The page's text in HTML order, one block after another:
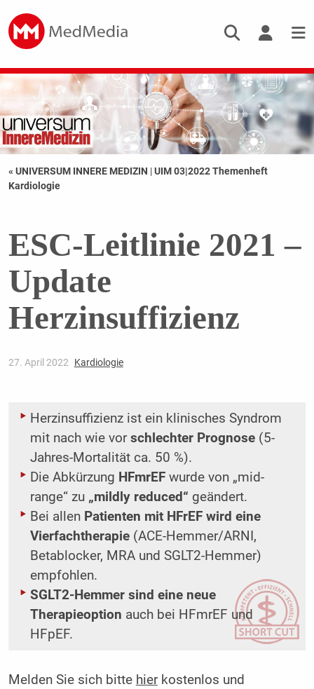
« UNIVERSUM INNERE MEDIZIN |UIM 03|2022 Themenheft
Kardiologie
ESC-Leitlinie 2021 –
Update
Herzinsuffizienz
27. April 2022 Kardiologie
Herzinsuffizienz ist ein klinisches Syndrom
mit nach wie vorschlechter Prognose(5-
Jahres-Mortalität ca. 50 %).
Die Abkürzung HFmrEFwurde von „mid-
range“ zu „mildly reduced“ geändert.
Bei allen Patienten mit HFrEF wird eine
Vierfachtherapie(ACE-Hemmer/ARNI,
Betablocker, MRA und SGLT2-Hemmer)
empfohlen.
SGLT2-Hemmer sind eine neue
Therapieoption auch bei HFmrEF und
HFpEF.
Melden Sie sich bitte hierkostenlos und